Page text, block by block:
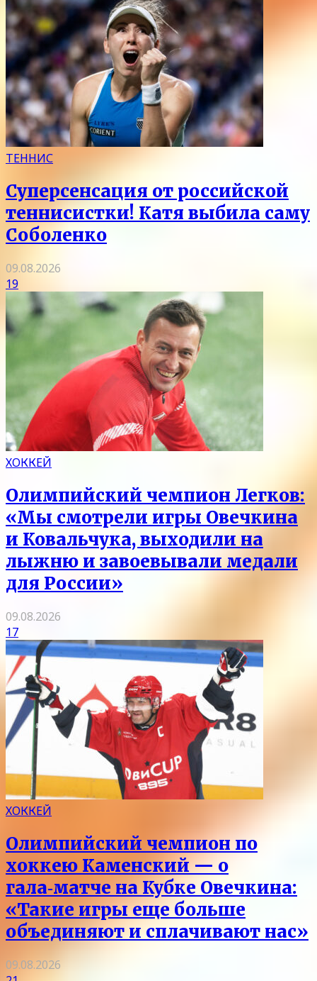
ТЕННИС
Суперсенсация от российской
теннисистки! Катя выбила саму
Соболенко
09.08.2026
19
ХОККЕЙ
Олимпийский чемпион Легков:
«Мы смотрели игры Овечкина
и Ковальчука, выходили на
лыжню и завоевывали медали
для России»
09.08.2026
17
ХОККЕЙ
Олимпийский чемпион по
хоккею Каменский — о
гала‑матче на Кубке Овечкина:
«Такие игры еще больше
объединяют и сплачивают нас»
09.08.2026